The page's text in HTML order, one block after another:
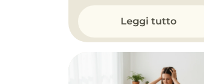
Leggi tutto